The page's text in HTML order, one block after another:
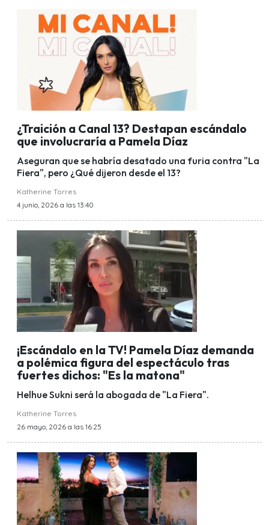
¿Traición a Canal 13? Destapan escándalo
que involucraría a Pamela Díaz
Aseguran que se habría desatado una furia contra "La
Fiera", pero ¿Qué dijeron desde el 13?
Katherine Torres
4 junio, 2026 a las 13:40
¡Escándalo en la TV! Pamela Díaz demanda
a polémica figura del espectáculo tras
fuertes dichos: "Es la matona"
Helhue Sukni será la abogada de "La Fiera".
Katherine Torres
26 mayo, 2026 a las 16:25